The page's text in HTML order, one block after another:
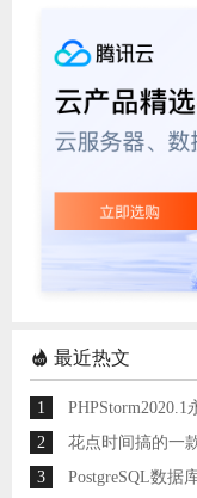
最近热文
1
2
3
PostgreSQL数据